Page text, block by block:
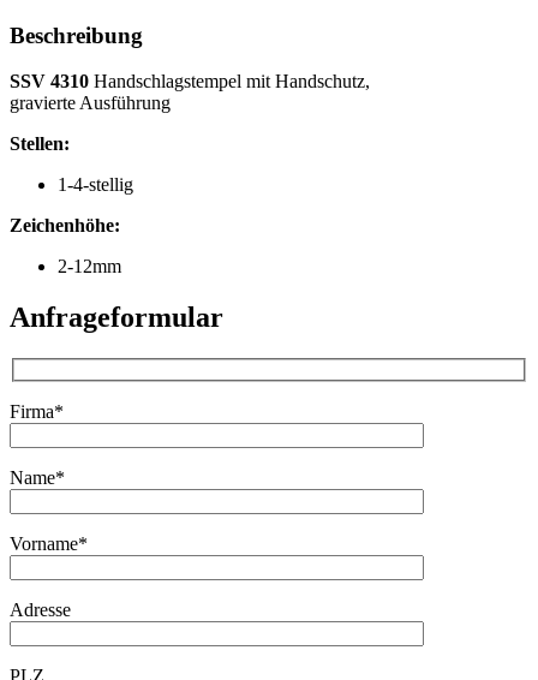
Beschreibung
SSV 4310 Handschlagstempel mit Handschutz,
gravierte Ausführung
Stellen:
1-4-stellig
Zeichenhöhe:
2-12mm
Anfrageformular
Firma*
Name*
Vorname*
Adresse
PLZ